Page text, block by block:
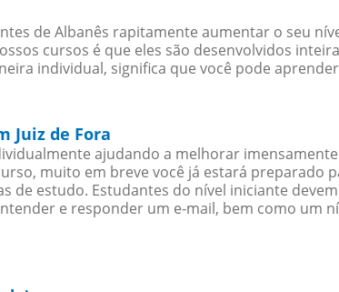
de Albanês rapitamente aumentar o seu
cursos é que eles são desenvolvidos
individual, significa que você pode
Juiz de Fora
ajudando a melhorar
muito em breve você já estará preparado
de estudo. Estudantes do nível iniciante
e responder um e-mail, bem como um